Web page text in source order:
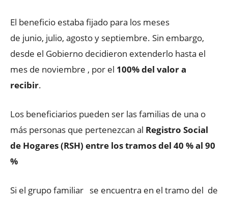
El beneficio estaba fijado para los meses
de junio, julio, agosto y septiembre. Sin embargo,
desde el Gobierno decidieron extenderlo hasta el
mes de noviembre , por el 100% del valor a
recibir.
Los beneficiarios pueden ser las familias de una o
más personas que pertenezcan al Registro Social
de Hogares (RSH) entre los tramos del 40 % al 90
%
Si el grupo familiar se encuentra en el tramo del de